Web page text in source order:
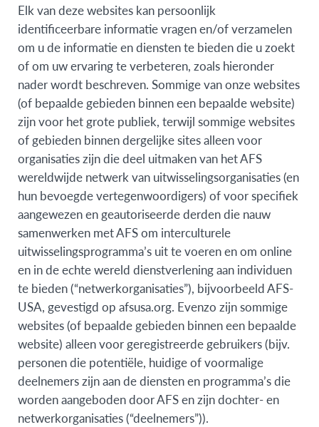
Elk van deze websites kan persoonlijk
identificeerbare informatie vragen en/of verzamelen
om u de informatie en diensten te bieden die u zoekt
of om uw ervaring te verbeteren, zoals hieronder
nader wordt beschreven. Sommige van onze websites
(of bepaalde gebieden binnen een bepaalde website)
zijn voor het grote publiek, terwijl sommige websites
of gebieden binnen dergelijke sites alleen voor
organisaties zijn die deel uitmaken van het AFS
wereldwijde netwerk van uitwisselingsorganisaties (en
hun bevoegde vertegenwoordigers) of voor specifiek
aangewezen en geautoriseerde derden die nauw
samenwerken met AFS om interculturele
uitwisselingsprogramma’s uit te voeren en om online
en in de echte wereld dienstverlening aan individuen
te bieden (“netwerkorganisaties”), bijvoorbeeld AFS-
USA, gevestigd op afsusa.org. Evenzo zijn sommige
websites (of bepaalde gebieden binnen een bepaalde
website) alleen voor geregistreerde gebruikers (bijv.
personen die potentiële, huidige of voormalige
deelnemers zijn aan de diensten en programma’s die
worden aangeboden door AFS en zijn dochter- en
netwerkorganisaties (“deelnemers”)).